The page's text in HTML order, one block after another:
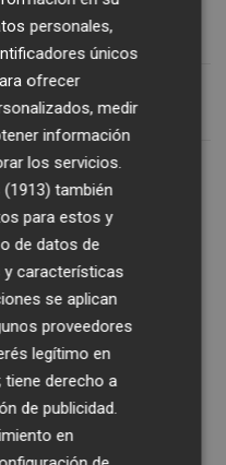
personales,
únicos
ofrecer
medir
información
los servicios.
también
para estos y
de datos de
características
se aplican
proveedores
legítimo en
derecho a
de publicidad
en